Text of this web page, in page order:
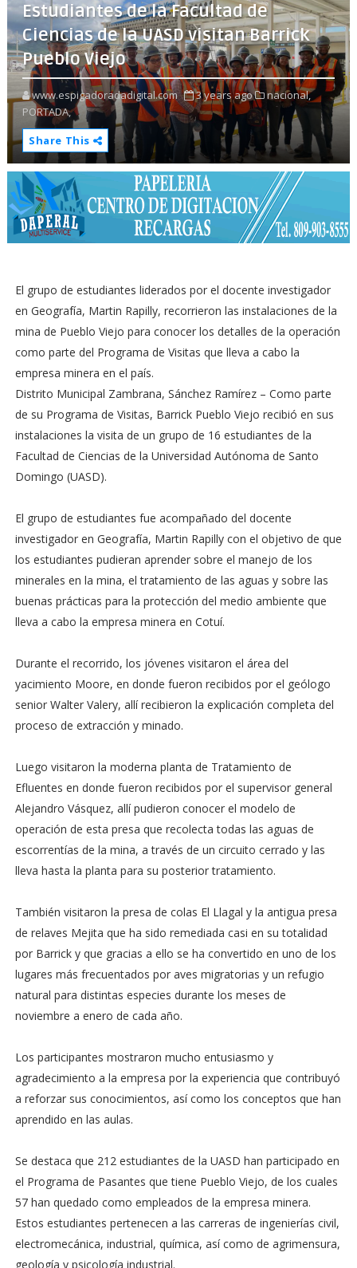
Estudiantes de la Facultad de
Ciencias de la UASD visitan Barrick
Pueblo Viejo
www.espigadoradadigital.com 3 years ago
nacional,
PORTADA,
Share This
El grupo de estudiantes liderados por el docente investigador
en Geografía, Martin Rapilly, recorrieron las instalaciones de la
mina de Pueblo Viejo para conocer los detalles de la operación
como parte del Programa de Visitas que lleva a cabo la
empresa minera en el país.
Distrito Municipal Zambrana, Sánchez Ramírez – Como parte
de su Programa de Visitas, Barrick Pueblo Viejo recibió en sus
instalaciones la visita de un grupo de 16 estudiantes de la
Facultad de Ciencias de la Universidad Autónoma de Santo
Domingo (UASD).
El grupo de estudiantes fue acompañado del docente
investigador en Geografía, Martin Rapilly con el objetivo de que
los estudiantes pudieran aprender sobre el manejo de los
minerales en la mina, el tratamiento de las aguas y sobre las
buenas prácticas para la protección del medio ambiente que
lleva a cabo la empresa minera en Cotuí.
Durante el recorrido, los jóvenes visitaron el área del
yacimiento Moore, en donde fueron recibidos por el geólogo
senior Walter Valery, allí recibieron la explicación completa del
proceso de extracción y minado.
Luego visitaron la moderna planta de Tratamiento de
Efluentes en donde fueron recibidos por el supervisor general
Alejandro Vásquez, allí pudieron conocer el modelo de
operación de esta presa que recolecta todas las aguas de
escorrentías de la mina, a través de un circuito cerrado y las
lleva hasta la planta para su posterior tratamiento.
También visitaron la presa de colas El Llagal y la antigua presa
de relaves Mejita que ha sido remediada casi en su totalidad
por Barrick y que gracias a ello se ha convertido en uno de los
lugares más frecuentados por aves migratorias y un refugio
natural para distintas especies durante los meses de
noviembre a enero de cada año.
Los participantes mostraron mucho entusiasmo y
agradecimiento a la empresa por la experiencia que contribuyó
a reforzar sus conocimientos, así como los conceptos que han
aprendido en las aulas.
Se destaca que 212 estudiantes de la UASD han participado en
el Programa de Pasantes que tiene Pueblo Viejo, de los cuales
57 han quedado como empleados de la empresa minera.
Estos estudiantes pertenecen a las carreras de ingenierías civil,
electromecánica, industrial, química, así como de agrimensura,
geología y psicología industrial.